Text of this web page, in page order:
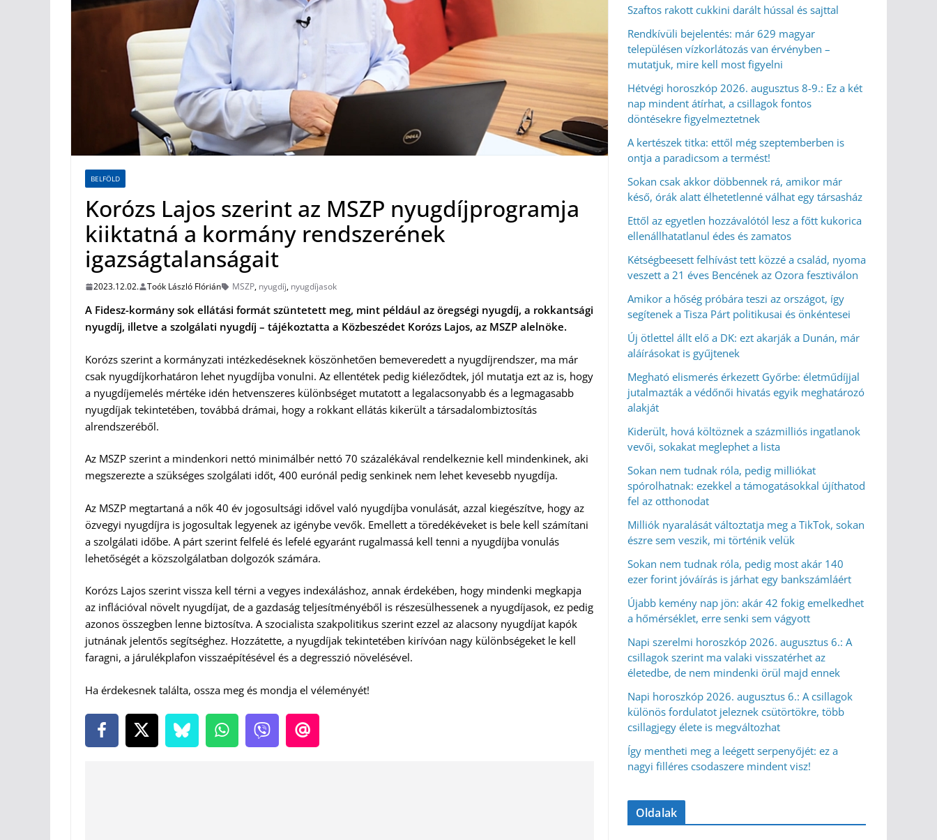
BELFÖLD
Korózs Lajos szerint az MSZP nyugdíjprogramja
kiiktatná a kormány rendszerének
igazságtalanságait
2023.12.02. Toók László Flórián MSZP, nyugdíj, nyugdíjasok
A Fidesz-kormány sok ellátási formát szüntetett meg, mint például az öregségi nyugdíj, a rokkantsági
nyugdíj, illetve a szolgálati nyugdíj – tájékoztatta a Közbeszédet Korózs Lajos, az MSZP alelnöke.
Korózs szerint a kormányzati intézkedéseknek köszönhetően bemeveredett a nyugdíjrendszer, ma már
csak nyugdíjkorhatáron lehet nyugdíjba vonulni. Az ellentétek pedig kiéleződtek, jól mutatja ezt az is, hogy
a nyugdíjemelés mértéke idén hetvenszeres különbséget mutatott a legalacsonyabb és a legmagasabb
nyugdíjak tekintetében, továbbá drámai, hogy a rokkant ellátás kikerült a társadalombiztosítás
alrendszeréből.
Az MSZP szerint a mindenkori nettó minimálbér nettó 70 százalékával rendelkeznie kell mindenkinek, aki
megszerezte a szükséges szolgálati időt, 400 eurónál pedig senkinek nem lehet kevesebb nyugdíja.
Az MSZP megtartaná a nők 40 év jogosultsági idővel való nyugdíjba vonulását, azzal kiegészítve, hogy az
özvegyi nyugdíjra is jogosultak legyenek az igénybe vevők. Emellett a töredékéveket is bele kell számítani
a szolgálati időbe. A párt szerint felfelé és lefelé egyaránt rugalmassá kell tenni a nyugdíjba vonulás
lehetőségét a közszolgálatban dolgozók számára.
Korózs Lajos szerint vissza kell térni a vegyes indexáláshoz, annak érdekében, hogy mindenki megkapja
az inflációval növelt nyugdíjat, de a gazdaság teljesítményéből is részesülhessenek a nyugdíjasok, ez pedig
azonos összegben lenne biztosítva. A szocialista szakpolitikus szerint ezzel az alacsony nyugdíjat kapók
jutnának jelentős segítséghez. Hozzátette, a nyugdíjak tekintetében kirívóan nagy különbségeket le kell
faragni, a járulékplafon visszaépítésével és a degresszió növelésével.
Ha érdekesnek találta, ossza meg és mondja el véleményét!
Szaftos rakott cukkini darált hússal és sajttal
Rendkívüli bejelentés: már 629 magyar
településen vízkorlátozás van érvényben –
mutatjuk, mire kell most figyelni
Hétvégi horoszkóp 2026. augusztus 8-9.: Ez a két
nap mindent átírhat, a csillagok fontos
döntésekre figyelmeztetnek
A kertészek titka: ettől még szeptemberben is
ontja a paradicsom a termést!
Sokan csak akkor döbbennek rá, amikor már
késő, órák alatt élhetetlenné válhat egy társasház
Ettől az egyetlen hozzávalótól lesz a főtt kukorica
ellenállhatatlanul édes és zamatos
Kétségbeesett felhívást tett közzé a család, nyoma
veszett a 21 éves Bencének az Ozora fesztiválon
Amikor a hőség próbára teszi az országot, így
segítenek a Tisza Párt politikusai és önkéntesei
Új ötlettel állt elő a DK: ezt akarják a Dunán, már
aláírásokat is gyűjtenek
Megható elismerés érkezett Győrbe: életműdíjjal
jutalmazták a védőnői hivatás egyik meghatározó
alakját
Kiderült, hová költöznek a százmilliós ingatlanok
vevői, sokakat meglephet a lista
Sokan nem tudnak róla, pedig milliókat
spórolhatnak: ezekkel a támogatásokkal újíthatod
fel az otthonodat
Milliók nyaralását változtatja meg a TikTok, sokan
észre sem veszik, mi történik velük
Sokan nem tudnak róla, pedig most akár 140
ezer forint jóváírás is járhat egy bankszámláért
Újabb kemény nap jön: akár 42 fokig emelkedhet
a hőmérséklet, erre senki sem vágyott
Napi szerelmi horoszkóp 2026. augusztus 6.: A
csillagok szerint ma valaki visszatérhet az
életedbe, de nem mindenki örül majd ennek
Napi horoszkóp 2026. augusztus 6.: A csillagok
különös fordulatot jeleznek csütörtökre, több
csillagjegy élete is megváltozhat
Így mentheti meg a leégett serpenyőjét: ez a
nagyi filléres csodaszere mindent visz!
Oldalak